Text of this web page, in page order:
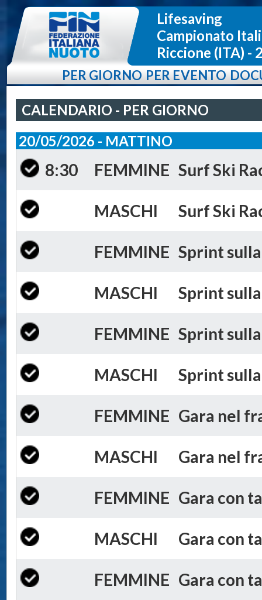
Lifesaving
Campionato
Riccione (ITA) -
PER GIORNO PER EVENTO
CALENDARIO - PER GIORNO
20/05/2026 - MATTINO
8:30 FEMMINE Surf Ski
MASCHI Surf Ski
FEMMINE Sprint
MASCHI Sprint
FEMMINE Sprint
MASCHI Sprint
FEMMINE Gara nel
MASCHI Gara nel
FEMMINE Gara con
MASCHI Gara con
FEMMINE Gara con